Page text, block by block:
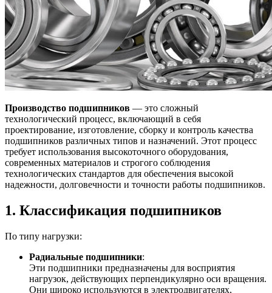
Производство подшипников — это сложный
технологический процесс, включающий в себя
проектирование, изготовление, сборку и контроль качества
подшипников различных типов и назначений. Этот процесс
требует использования высокоточного оборудования,
современных материалов и строгого соблюдения
технологических стандартов для обеспечения высокой
надежности, долговечности и точности работы подшипников.
1. Классификация подшипников
По типу нагрузки:
Радиальные подшипники:
Эти подшипники предназначены для восприятия
нагрузок, действующих перпендикулярно оси вращения.
Они широко используются в электродвигателях,